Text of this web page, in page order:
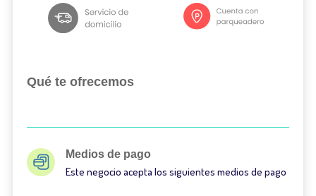
Qué te ofrecemos
Medios de pago
Este negocio acepta los siguientes medios de pago